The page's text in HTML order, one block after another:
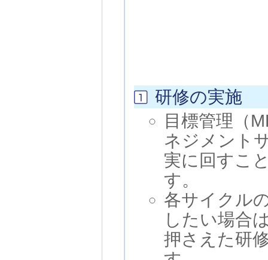
研修の実施
目標管理（
ネジメント
実に回すこ
す。
各サイクル
したい場合
押さえた研